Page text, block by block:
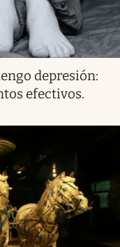
depresión:
efectivos.